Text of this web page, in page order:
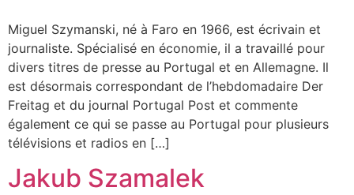
Miguel Szymanski, né à Faro en 1966, est écrivain et
journaliste. Spécialisé en économie, il a travaillé pour
divers titres de presse au Portugal et en Allemagne. Il
est désormais correspondant de l’hebdomadaire Der
Freitag et du journal Portugal Post et commente
également ce qui se passe au Portugal pour plusieurs
télévisions et radios en […]
Jakub Szamalek